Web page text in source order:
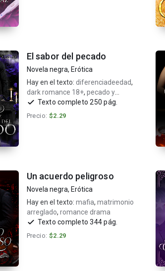
El sabor del pecado
Novela negra, Erótica
Hay en el texto: diferenciadeedad,
dark romance 18+, pecado y
obsesión
Texto completo 250 pág.
Precio: $2.29
Un acuerdo peligroso
Novela negra, Erótica
Hay en el texto: mafia, matrimonio
arreglado,
romance drama
Texto completo 344 pág.
Precio: $2.29